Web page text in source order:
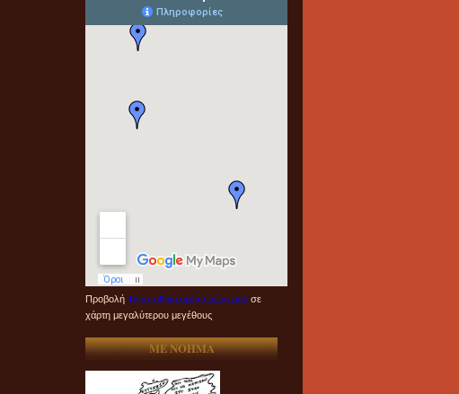
Προβολή Τα αποθηκευμένα μέρη μου σε
χάρτη μεγαλύτερου μεγέθους
ME NOHMA